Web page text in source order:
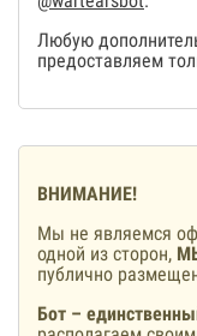
Любую
предоставляем
ВНИМАНИЕ!
Мы не являемся
одной из сторон,
публично
Бот –